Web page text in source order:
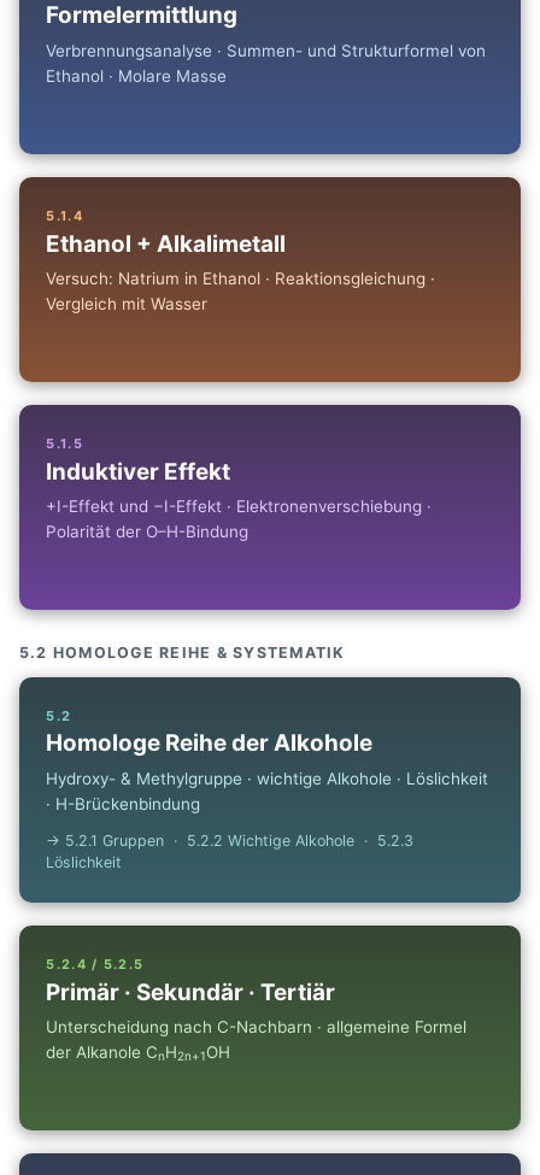
Formelermittlung
Verbrennungsanalyse · Summen- und Strukturformel von
Ethanol · Molare Masse
5.1.4
Ethanol + Alkalimetall
Versuch: Natrium in Ethanol · Reaktionsgleichung ·
Vergleich mit Wasser
5.1.5
Induktiver Effekt
+I-Effekt und −I-Effekt · Elektronenverschiebung ·
Polarität der O–H-Bindung
5.2 HOMOLOGE REIHE & SYSTEMATIK
5.2
Homologe Reihe der Alkohole
Hydroxy- & Methylgruppe · wichtige Alkohole · Löslichkeit
· H-Brückenbindung
→ 5.2.1 Gruppen · 5.2.2 Wichtige Alkohole · 5.2.3
Löslichkeit
5.2.4 / 5.2.5
Primär · Sekundär · Tertiär
Unterscheidung nach C-Nachbarn · allgemeine Formel
der Alkanole CnH2n+1OH